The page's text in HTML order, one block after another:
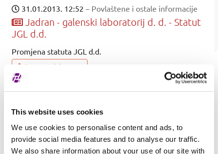
This website uses cookies
We use cookies to personalise content and ads, to
provide social media features and to analyse our traffic.
We also share information about your use of our site with
31.01.2013. 12:52 – Povlaštene i ostale informacije
Jadran - galenski laboratorij d. d. - Statut
JGL d.d.
Promjena statuta JGL d.d.
Preuzmi dokument
31.01.2013. 10:08– Povlaštene i ostale informacije
dalekovod 2x100 kV Beričevo-Trbovlje
Preuzmi dokument